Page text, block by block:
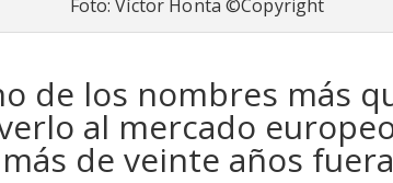
Foto: Víctor Honta ©Copyright
de los nombres más
al mercado
de veinte años